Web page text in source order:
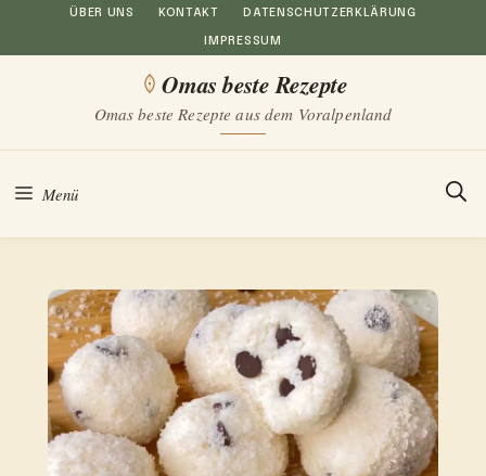
Inhalt
ÜBER UNS KONTAKT DATENSCHUTZERKLÄRUNG
IMPRESSUM
Omas beste Rezepte
Omas beste Rezepte aus dem Voralpenland
Menü